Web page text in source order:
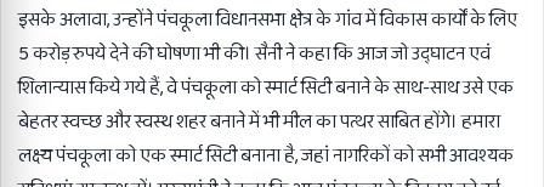
इसके अलावा, उन्होंने पंचकूला विधानसभा क्षेत्र के गांव में विकास कार्यों के लिए
5 करोड़ रुपये देने की घोषणा भी की। सैनी ने कहा कि आज जो उद्घाटन एवं
शिलान्यास किये गये हैं, वे पंचकूला को स्मार्ट सिटी बनाने के साथ-साथ उसे एक
बेहतर स्वच्छ और स्वस्थ शहर बनाने में भी मील का पत्थर साबित होंगे। हमारा
लक्ष्य पंचकूला को एक स्मार्ट सिटी बनाना है, जहां नागरिकों को सभी आवश्यक